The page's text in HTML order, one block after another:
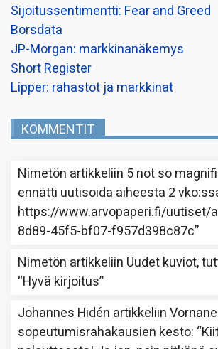
Sijoitussentimentti: Fear and Greed
Borsdata
JP-Morgan: markkinanäkemys
Short Register
Lipper: rahastot ja markkinat
KOMMENTIT
Nimetön artikkeliin 5 not so
ennätti uutisoida aiheesta 2
https://www.arvopaperi.fi/uutiset/
8d89-45f5-bf07-f957d398c87c”
Nimetön artikkeliin Uudet kuviot,
“Hyvä kirjoitus”
Johannes Hidén artikkeliin
sopeutumisrahakausien kesto: “